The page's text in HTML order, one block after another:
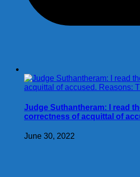
Judge Suthantheram: I read
correctness of acquittal of
June 30, 2022